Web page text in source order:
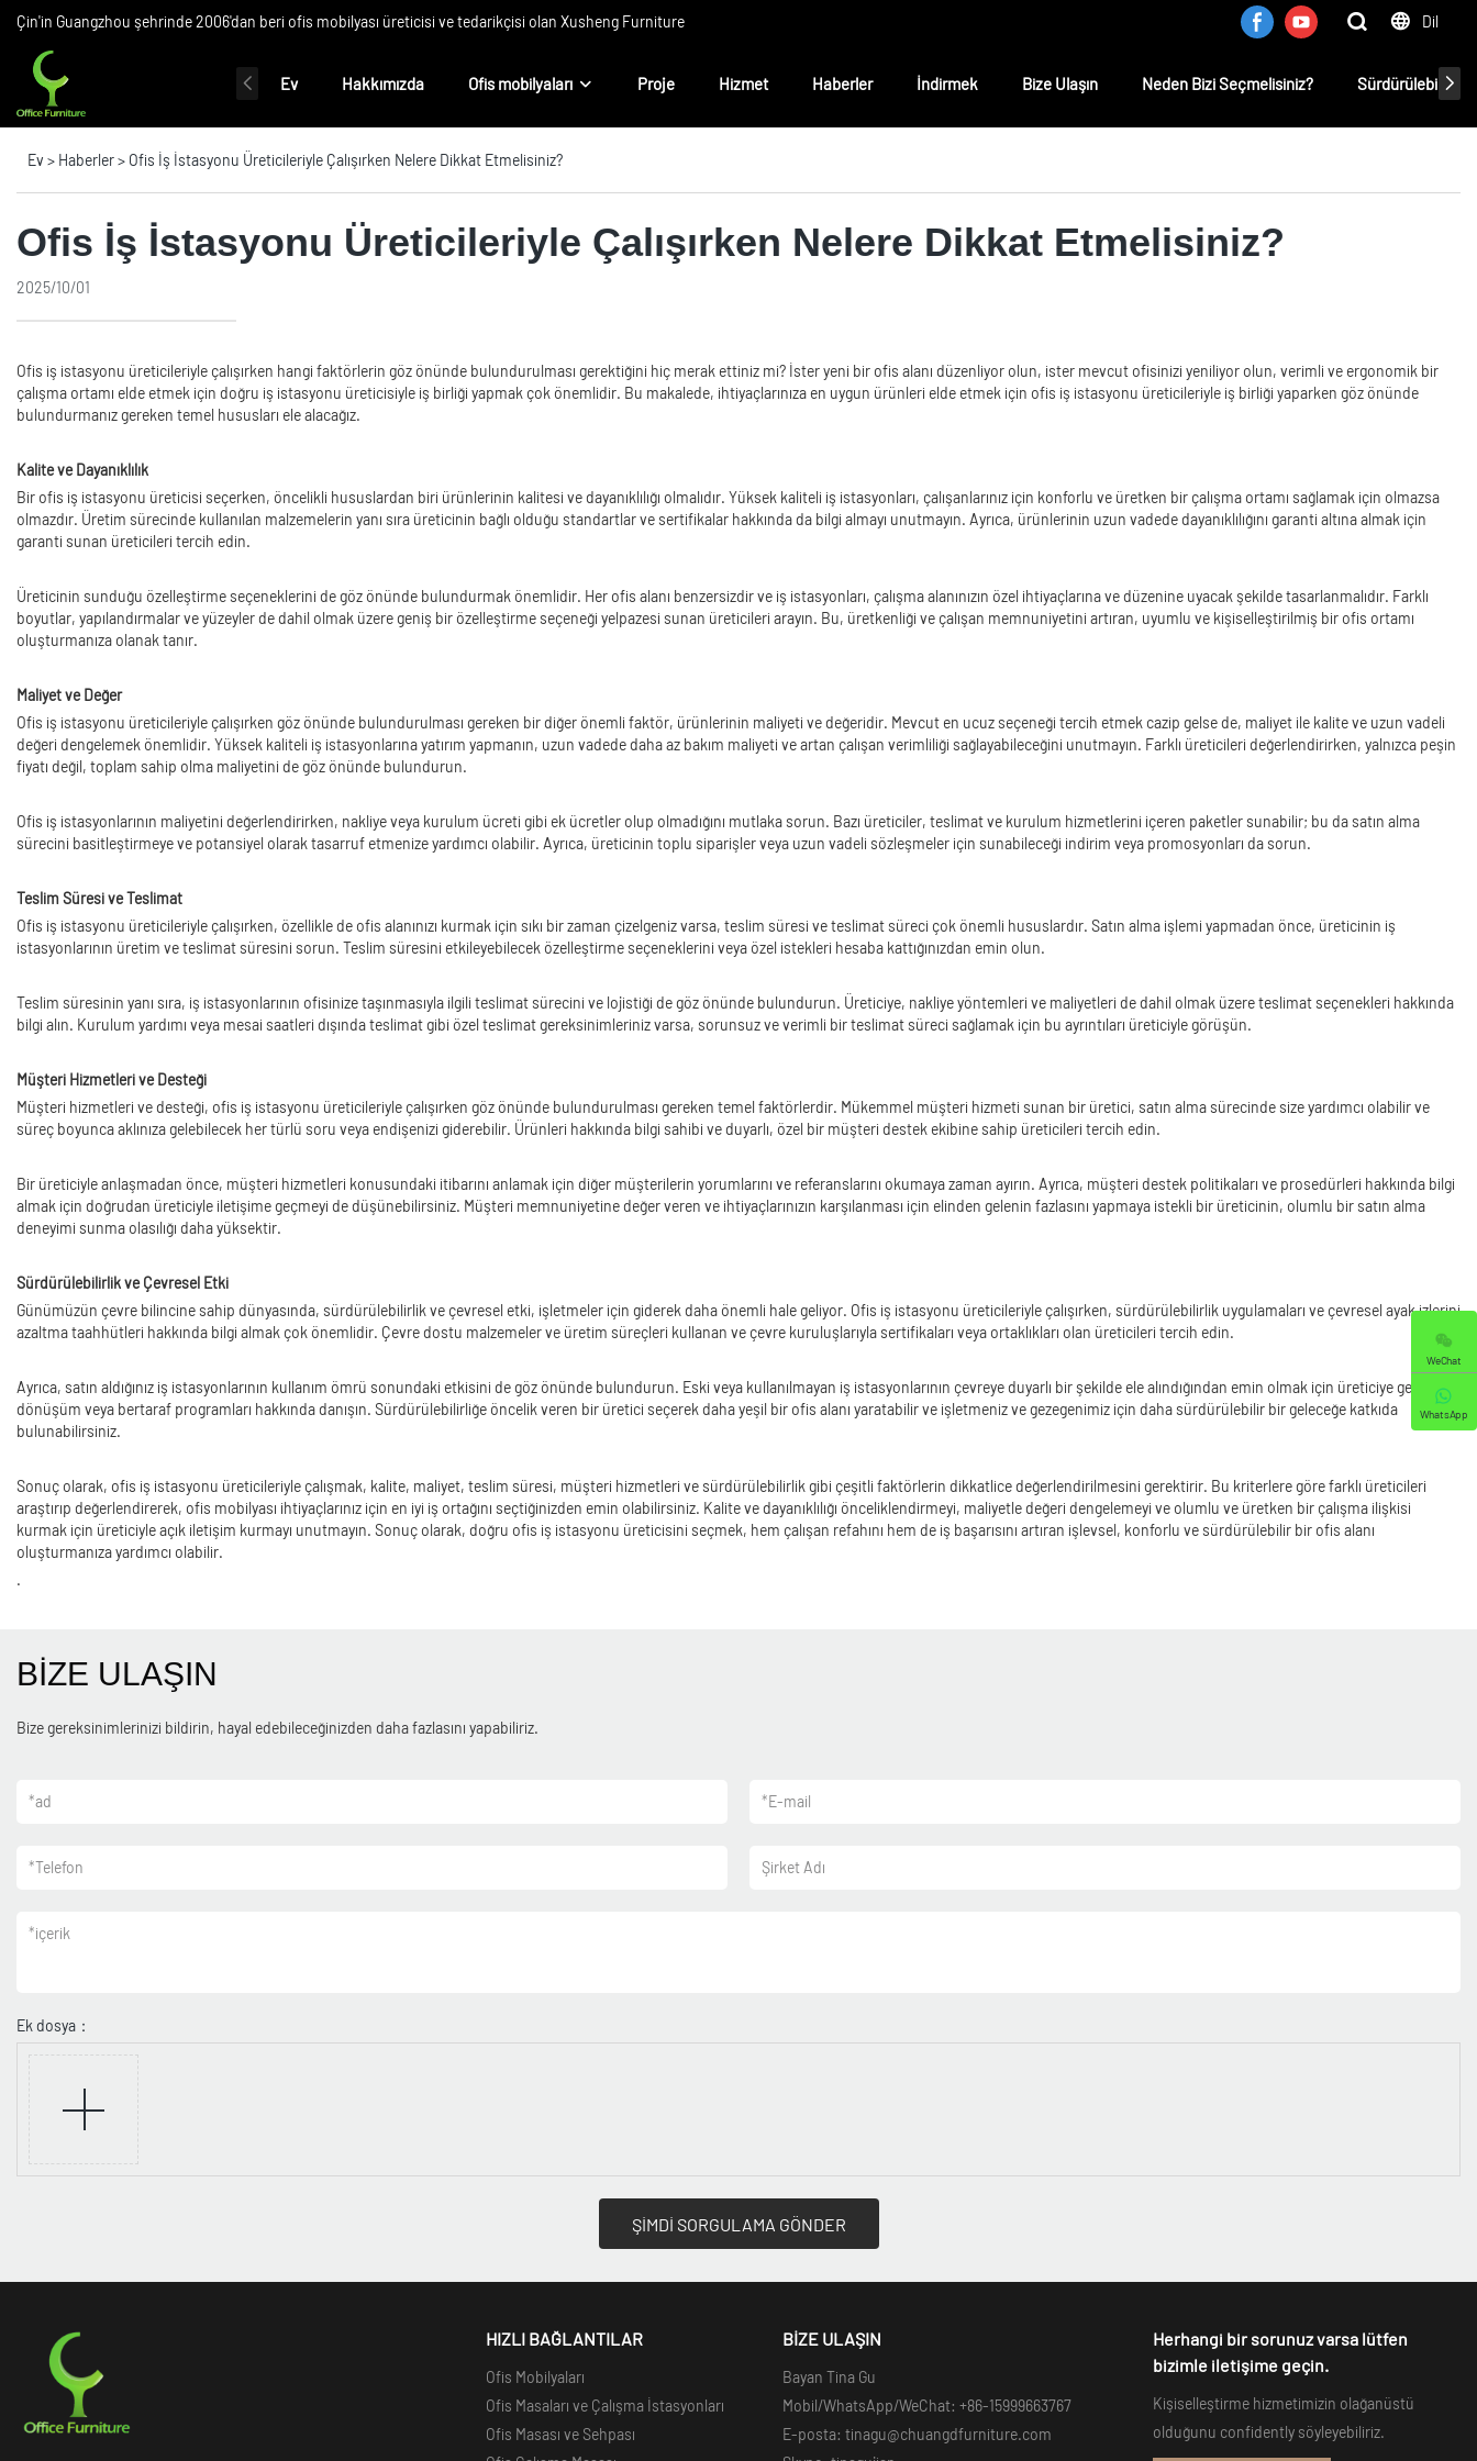
Çin'in Guangzhou şehrinde 2006'dan beri ofis mobilyası üreticisi ve tedarikçisi olan Xusheng Furniture Dil
Ev Hakkımızda Ofis mobilyaları Proje Hizmet Haberler İndirmek Bize Ulaşın Neden Bizi Seçmelisiniz? Sürdürülebilirlik
Ev > Haberler> Ofis İş İstasyonu Üreticileriyle Çalışırken Nelere Dikkat Etmelisiniz?
Ofis İş İstasyonu Üreticileriyle Çalışırken Nelere Dikkat Etmelisiniz?
2025/10/01
Ofis iş istasyonu üreticileriyle çalışırken hangi faktörlerin göz önünde bulundurulması gerektiğini hiç merak ettiniz mi? İster yeni bir ofis alanı düzenliyor olun, ister mevcut ofisinizi yeniliyor olun, verimli ve ergonomik bir
çalışma ortamı elde etmek için doğru iş istasyonu üreticisiyle iş birliği yapmak çok önemlidir. Bu makalede, ihtiyaçlarınıza en uygun ürünleri elde etmek için ofis iş istasyonu üreticileriyle iş birliği yaparken göz önünde
bulundurmanız gereken temel hususları ele alacağız.
Kalite ve Dayanıklılık
Bir ofis iş istasyonu üreticisi seçerken, öncelikli hususlardan biri ürünlerinin kalitesi ve dayanıklılığı olmalıdır. Yüksek kaliteli iş istasyonları, çalışanlarınız için konforlu ve üretken bir çalışma ortamı sağlamak için olmazsa
olmazdır. Üretim sürecinde kullanılan malzemelerin yanı sıra üreticinin bağlı olduğu standartlar ve sertifikalar hakkında da bilgi almayı unutmayın. Ayrıca, ürünlerinin uzun vadede dayanıklılığını garanti altına almak için
garanti sunan üreticileri tercih edin.
Üreticinin sunduğu özelleştirme seçeneklerini de göz önünde bulundurmak önemlidir. Her ofis alanı benzersizdir ve iş istasyonları, çalışma alanınızın özel ihtiyaçlarına ve düzenine uyacak şekilde tasarlanmalıdır. Farklı
boyutlar, yapılandırmalar ve yüzeyler de dahil olmak üzere geniş bir özelleştirme seçeneği yelpazesi sunan üreticileri arayın. Bu, üretkenliği ve çalışan memnuniyetini artıran, uyumlu ve kişiselleştirilmiş bir ofis ortamı
oluşturmanıza olanak tanır.
Maliyet ve Değer
Ofis iş istasyonu üreticileriyle çalışırken göz önünde bulundurulması gereken bir diğer önemli faktör, ürünlerinin maliyeti ve değeridir. Mevcut en ucuz seçeneği tercih etmek cazip gelse de, maliyet ile kalite ve uzun vadeli
değeri dengelemek önemlidir. Yüksek kaliteli iş istasyonlarına yatırım yapmanın, uzun vadede daha az bakım maliyeti ve artan çalışan verimliliği sağlayabileceğini unutmayın. Farklı üreticileri değerlendirirken, yalnızca peşin
fiyatı değil, toplam sahip olma maliyetini de göz önünde bulundurun.
Ofis iş istasyonlarının maliyetini değerlendirirken, nakliye veya kurulum ücreti gibi ek ücretler olup olmadığını mutlaka sorun. Bazı üreticiler, teslimat ve kurulum hizmetlerini içeren paketler sunabilir; bu da satın alma
sürecini basitleştirmeye ve potansiyel olarak tasarruf etmenize yardımcı olabilir. Ayrıca, üreticinin toplu siparişler veya uzun vadeli sözleşmeler için sunabileceği indirim veya promosyonları da sorun.
Teslim Süresi ve Teslimat
Ofis iş istasyonu üreticileriyle çalışırken, özellikle de ofis alanınızı kurmak için sıkı bir zaman çizelgeniz varsa, teslim süresi ve teslimat süreci çok önemli hususlardır. Satın alma işlemi yapmadan önce, üreticinin iş
istasyonlarının üretim ve teslimat süresini sorun. Teslim süresini etkileyebilecek özelleştirme seçeneklerini veya özel istekleri hesaba kattığınızdan emin olun.
Teslim süresinin yanı sıra, iş istasyonlarının ofisinize taşınmasıyla ilgili teslimat sürecini ve lojistiği de göz önünde bulundurun. Üreticiye, nakliye yöntemleri ve maliyetleri de dahil olmak üzere teslimat seçenekleri hakkında
bilgi alın. Kurulum yardımı veya mesai saatleri dışında teslimat gibi özel teslimat gereksinimleriniz varsa, sorunsuz ve verimli bir teslimat süreci sağlamak için bu ayrıntıları üreticiyle görüşün.
Müşteri Hizmetleri ve Desteği
Müşteri hizmetleri ve desteği, ofis iş istasyonu üreticileriyle çalışırken göz önünde bulundurulması gereken temel faktörlerdir. Mükemmel müşteri hizmeti sunan bir üretici, satın alma sürecinde size yardımcı olabilir ve
süreç boyunca aklınıza gelebilecek her türlü soru veya endişenizi giderebilir. Ürünleri hakkında bilgi sahibi ve duyarlı, özel bir müşteri destek ekibine sahip üreticileri tercih edin.
Bir üreticiyle anlaşmadan önce, müşteri hizmetleri konusundaki itibarını anlamak için diğer müşterilerin yorumlarını ve referanslarını okumaya zaman ayırın. Ayrıca, müşteri destek politikaları ve prosedürleri hakkında bilgi
almak için doğrudan üreticiyle iletişime geçmeyi de düşünebilirsiniz. Müşteri memnuniyetine değer veren ve ihtiyaçlarınızın karşılanması için elinden gelenin fazlasını yapmaya istekli bir üreticinin, olumlu bir satın alma
deneyimi sunma olasılığı daha yüksektir.
Sürdürülebilirlik ve Çevresel Etki
Günümüzün çevre bilincine sahip dünyasında, sürdürülebilirlik ve çevresel etki, işletmeler için giderek daha önemli hale geliyor. Ofis iş istasyonu üreticileriyle çalışırken, sürdürülebilirlik uygulamaları ve çevresel ayak izlerini
azaltma taahhütleri hakkında bilgi almak çok önemlidir. Çevre dostu malzemeler ve üretim süreçleri kullanan ve çevre kuruluşlarıyla sertifikaları veya ortaklıkları olan üreticileri tercih edin.
Ayrıca, satın aldığınız iş istasyonlarının kullanım ömrü sonundaki etkisini de göz önünde bulundurun. Eski veya kullanılmayan iş istasyonlarının çevreye duyarlı bir şekilde ele alındığından emin olmak için üreticiye geri
dönüşüm veya bertaraf programları hakkında danışın. Sürdürülebilirliğe öncelik veren bir üretici seçerek daha yeşil bir ofis alanı yaratabilir ve işletmeniz ve gezegenimiz için daha sürdürülebilir bir geleceğe katkıda
bulunabilirsiniz.
Sonuç olarak, ofis iş istasyonu üreticileriyle çalışmak, kalite, maliyet, teslim süresi, müşteri hizmetleri ve sürdürülebilirlik gibi çeşitli faktörlerin dikkatlice değerlendirilmesini gerektirir. Bu kriterlere göre farklı üreticileri
araştırıp değerlendirerek, ofis mobilyası ihtiyaçlarınız için en iyi iş ortağını seçtiğinizden emin olabilirsiniz. Kalite ve dayanıklılığı önceliklendirmeyi, maliyetle değeri dengelemeyi ve olumlu ve üretken bir çalışma ilişkisi
kurmak için üreticiyle açık iletişim kurmayı unutmayın. Sonuç olarak, doğru ofis iş istasyonu üreticisini seçmek, hem çalışan refahını hem de iş başarısını artıran işlevsel, konforlu ve sürdürülebilir bir ofis alanı
oluşturmanıza yardımcı olabilir.
.
BİZE ULAŞIN
Bize gereksinimlerinizi bildirin, hayal edebileceğinizden daha fazlasını yapabiliriz.
*ad *E-mail
*Telefon Şirket Adı
*içerik
Ek dosya：
ŞİMDİ SORGULAMA GÖNDER
HIZLI BAĞLANTILAR
Ofis Mobilyaları
Ofis Masaları ve Çalışma İstasyonları
Ofis Masası ve Sehpası
BİZE ULAŞIN
Bayan Tina Gu
Mobil/WhatsApp/WeChat: +86-15999663767
E-posta: tinagu@chuangdfurniture.com
Herhangi bir sorunuz varsa lütfen
bizimle iletişime geçin.
Kişiselleştirme hizmetimizin olağanüstü
olduğunu confidently söyleyebiliriz.
WeChat
WhatsApp